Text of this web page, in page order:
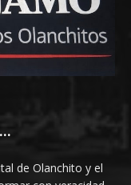
de Olanchito y el